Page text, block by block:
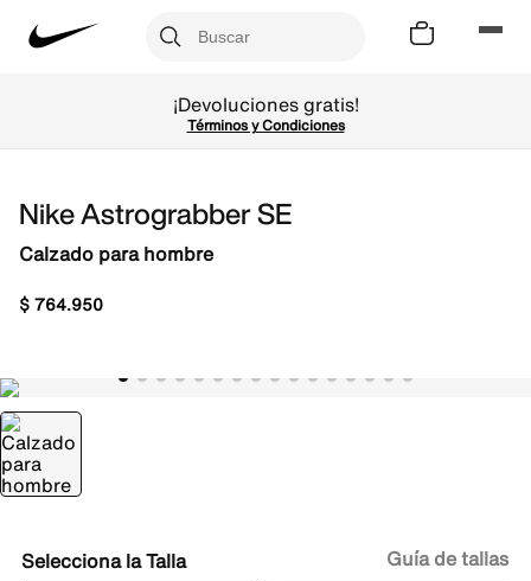
¡Devoluciones gratis!
Términos y Condiciones
Nike Astrograbber SE
Calzado para hombre
$764.950
Talla Guía de tallas